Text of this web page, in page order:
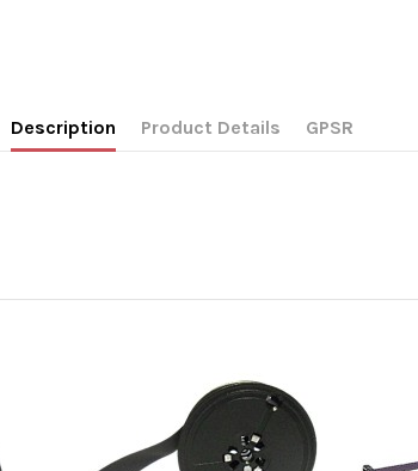
Description Product Details GPSR